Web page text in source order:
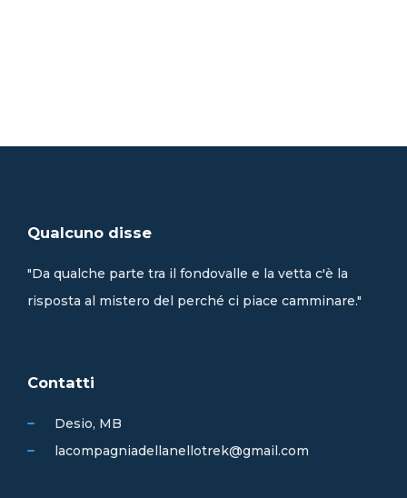
Qualcuno disse
"Da qualche parte tra il fondovalle e la vetta c'è la
risposta al mistero del perché ci piace camminare."
Contatti
Desio, MB
lacompagniadellanellotrek@gmail.com